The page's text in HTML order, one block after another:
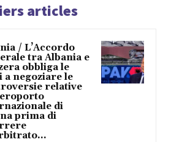
articles
/ L’Accordo
tra Albania e
obbliga le
a negoziare le
relative
di
prima di